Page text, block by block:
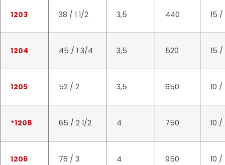
1203 38 / 1 1/2 3,5 440 15
1204 45 / 1 3/4 3,5 520 15
1205 52 / 2 3,5 650 10
*1208 65 / 2 1/2 4 750 10
1206 76 / 3 4 950 10